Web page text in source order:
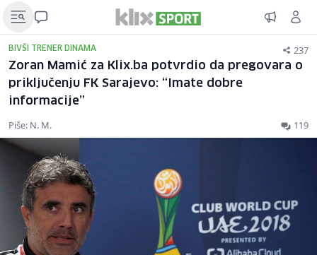
BIVŠI TRENER DINAMA 237
Zoran Mamić za Klix.ba potvrdio da pregovara o
priključenju FK Sarajevo: “Imate dobre
informacije”
Piše: N. M. 119